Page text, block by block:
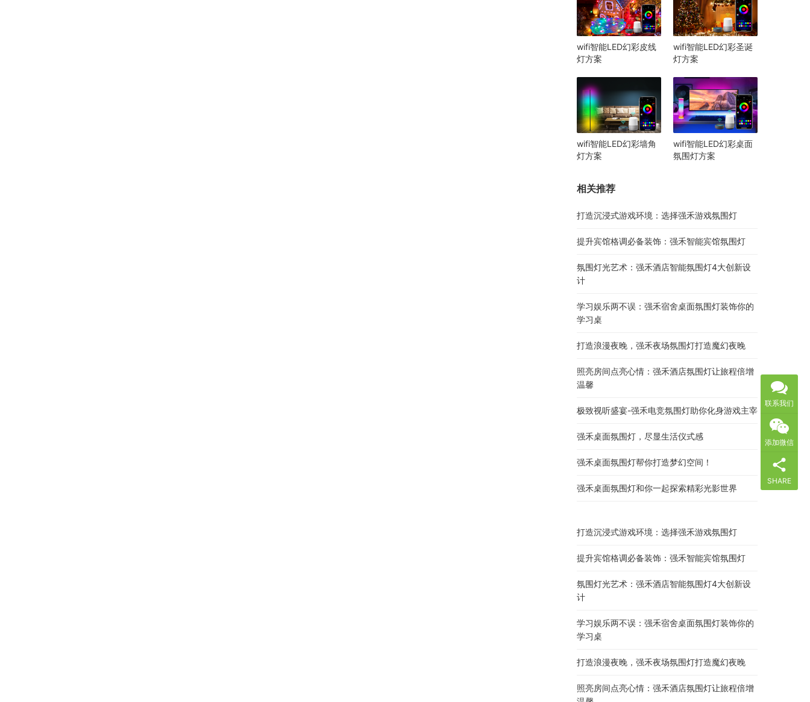
wifi智能LED幻彩皮线
灯方案
wifi智能LED幻彩圣诞
灯方案
wifi智能LED幻彩墙角
灯方案
wifi智能LED幻彩桌面
氛围灯方案
相关推荐
打造沉浸式游戏环境：选择强禾游戏氛围灯
提升宾馆格调必备装饰：强禾智能宾馆氛围灯
氛围灯光艺术：强禾酒店智能氛围灯4大创新设
计
学习娱乐两不误：强禾宿舍桌面氛围灯装饰你的
学习桌
打造浪漫夜晚，强禾夜场氛围灯打造魔幻夜晚
照亮房间点亮心情：强禾酒店氛围灯让旅程倍增
温馨
极致视听盛宴-强禾电竞氛围灯助你化身游戏主宰
强禾桌面氛围灯，尽显生活仪式感
强禾桌面氛围灯帮你打造梦幻空间！
强禾桌面氛围灯和你一起探索精彩光影世界
打造沉浸式游戏环境：选择强禾游戏氛围灯
提升宾馆格调必备装饰：强禾智能宾馆氛围灯
氛围灯光艺术：强禾酒店智能氛围灯4大创新设
计
学习娱乐两不误：强禾宿舍桌面氛围灯装饰你的
学习桌
打造浪漫夜晚，强禾夜场氛围灯打造魔幻夜晚
照亮房间点亮心情：强禾酒店氛围灯让旅程倍增
联系我们
添加微信
SHARE